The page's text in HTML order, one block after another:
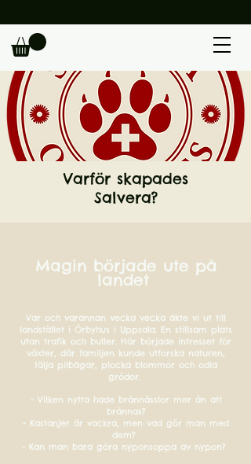
Varför skapades
Salvera?
Magin började ute på
landet
Var och varannan vecka vecka åkte vi ut till
landstället i Örbyhus i Uppsala. En stillsam plats
utan trafik och buller. Här började intresset för
växter, där familjen kunde utforska naturen,
tälja pilbågar, plocka blommor och odla
grödor.
- Vilken nytta hade brännässlor mer än att
brännas?
- Kastanjer är vackra, men vad gör man med
dem?
- Kan man bara göra nyponsoppa av nypon?